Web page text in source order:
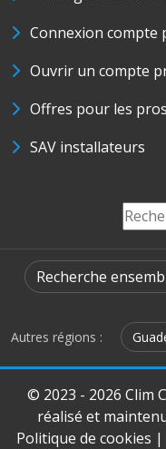
Connexion compte
Ouvrir un compte
Offres pour les pros
SAV installateurs
Recherche
Autres régions :
© 2023 - 2026 Clim
réalisé et
Politique de cookies |